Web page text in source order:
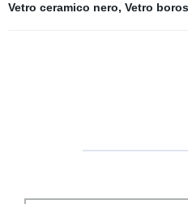
Vetro ceramico nero, Vetro